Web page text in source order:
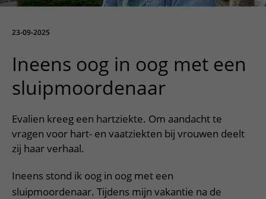
Onderzoeken en diagnostiek
Bloedprikken
Wachttijden
Wijzigen patiëntgegevens
Mijn UMC Utrecht patiëntportaal
Faciliteiten en voorzieningen
Bezoekregels
Parkeren
Wegwijs in het ziekenhuis
Contact met polikliniek
Contact met verpleegafdeling
Het Wilhelmina Kinderziekenhuis
Diagnostiek aanvragen
Zorgverlenersportaal
Onderwijs
Werken bij het UMC Utrecht
23-09-2025
Ineens oog in oog met een
sluipmoordenaar
Evalien kreeg een hartziekte. Om aandacht te
vragen voor hart- en vaatziekten bij vrouwen deelt
zij haar verhaal.
Ineens stond ik oog in oog met een
sluipmoordenaar. Tijdens mijn vakantie na de